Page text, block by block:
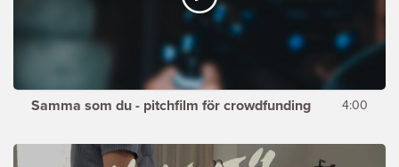
Samma som du - pitchfilm för crowdfunding 4:00